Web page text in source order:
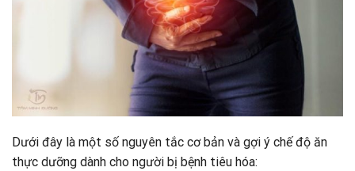
Dưới đây là một số nguyên tắc cơ bản và gợi ý chế độ ăn
thực dưỡng dành cho người bị bệnh tiêu hóa: